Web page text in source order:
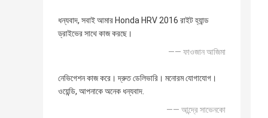
ধন্যবাদ, সবাই আমার Honda HRV 2016 রাইট হ্যান্ড
ড্রাইভের সাথে কাজ করছে।
—— ফাওজান আজিমা
নেভিগেশন কাজ করে। দ্রুত ডেলিভারি। মনোরম যোগাযোগ।
ওয়েন্ডি, আপনাকে অনেক ধন্যবাদ.
—— আন্দ্রে সাভেনকো